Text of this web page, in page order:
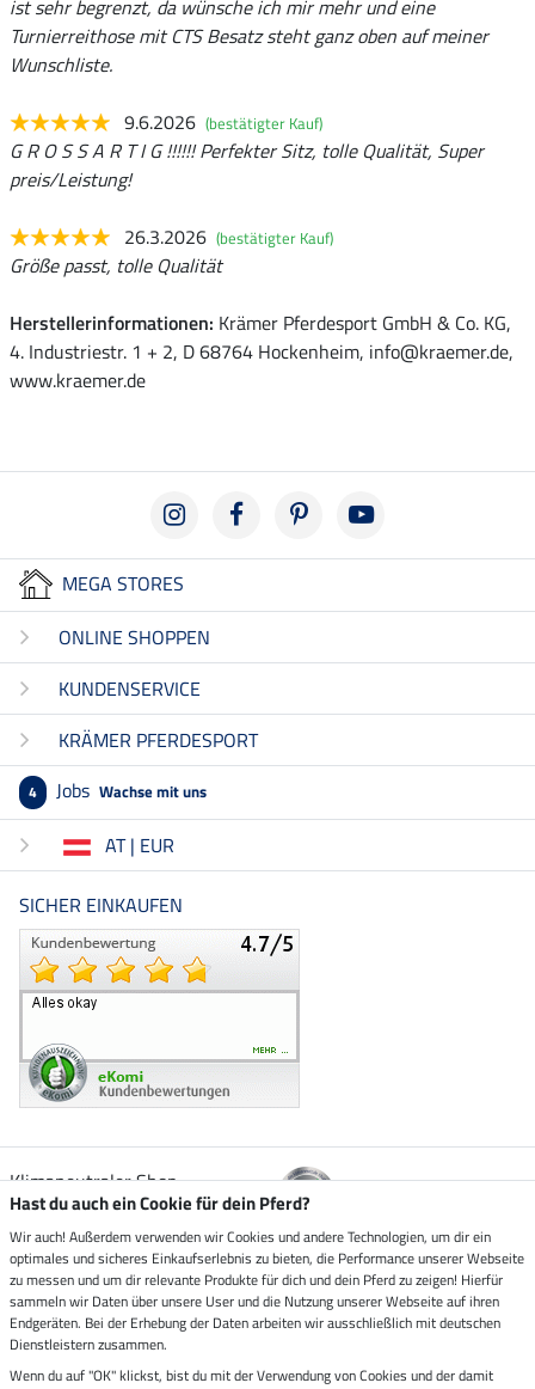
ist sehr begrenzt, da wünsche ich mir mehr und eine
Turnierreithose mit CTS Besatz steht ganz oben auf meiner
Wunschliste.
9.6.2026 (bestätigter Kauf)
G R O S S A R T I G !!!!!! Perfekter Sitz, tolle Qualität, Super
preis/Leistung!
26.3.2026 (bestätigter Kauf)
Größe passt, tolle Qualität
Herstellerinformationen: Krämer Pferdesport GmbH & Co. KG,
4. Industriestr. 1 + 2, D 68764 Hockenheim, info@kraemer.de,
www.kraemer.de
MEGA STORES
ONLINE SHOPPEN
KUNDENSERVICE
KRÄMER PFERDESPORT
4 Jobs Wachse mit uns
AT | EUR
SICHER EINKAUFEN
Klimaneutraler Shop
Zustellung durch
Sicher bezahlen mit
Hast du auch ein Cookie für dein Pferd?
Wir auch! Außerdem verwenden wir Cookies und andere Technologien, um dir ein
optimales und sicheres Einkaufserlebnis zu bieten, die Performance unserer Webseite
zu messen und um dir relevante Produkte für dich und dein Pferd zu zeigen! Hierfür
sammeln wir Daten über unsere User und die Nutzung unserer Webseite auf ihren
Endgeräten. Bei der Erhebung der Daten arbeiten wir ausschließlich mit deutschen
Dienstleistern zusammen.
Wenn du auf "OK" klickst, bist du mit der Verwendung von Cookies und der damit